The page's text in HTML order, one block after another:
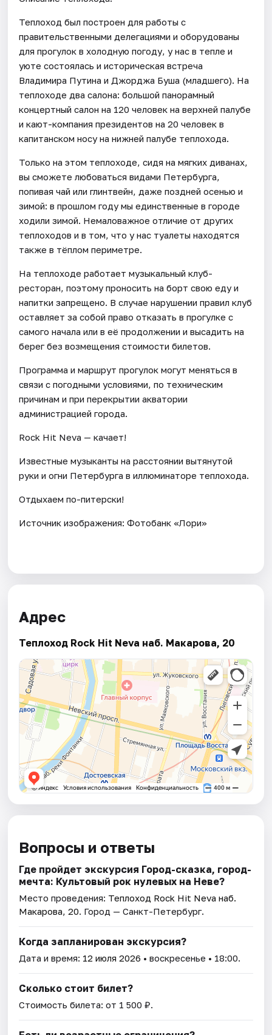
Теплоход был построен для работы с
правительственными делегациями и оборудованы
для прогулок в холодную погоду, у нас в тепле и
уюте состоялась и историческая встреча
Владимира Путина и Джорджа Буша (младшего). На
теплоходе два салона: большой панорамный
концертный салон на 120 человек на верхней палубе
и кают-компания президентов на 20 человек в
капитанском носу на нижней палубе теплохода.
Только на этом теплоходе, сидя на мягких диванах,
вы сможете любоваться видами Петербурга,
попивая чай или глинтвейн, даже поздней осенью и
зимой: в прошлом году мы единственные в городе
ходили зимой. Немаловажное отличие от других
теплоходов и в том, что у нас туалеты находятся
также в тёплом периметре.
На теплоходе работает музыкальный клуб-
ресторан, поэтому проносить на борт свою еду и
напитки запрещено. В случае нарушении правил клуб
оставляет за собой право отказать в прогулке с
самого начала или в её продолжении и высадить на
берег без возмещения стоимости билетов.
Программа и маршрут прогулок могут меняться в
связи с погодными условиями, по техническим
причинам и при перекрытии акватории
администрацией города.
Rock Hit Neva — качает!
Известные музыканты на расстоянии вытянутой
руки и огни Петербурга в иллюминаторе теплохода.
Отдыхаем по-питерски!
Источник изображения: Фотобанк «Лори»
Адрес
Теплоход Rock Hit Neva наб. Макарова, 20
Вопросы и ответы
Где пройдет экскурсия Город-сказка, город-
мечта: Культовый рок нулевых на Неве?
Место проведения: Теплоход Rock Hit Neva наб.
Макарова, 20. Город — Санкт-Петербург.
Когда запланирован экскурсия?
Дата и время: 12 июля 2026 • воскресенье • 18:00.
Сколько стоит билет?
Стоимость билета: от 1 500 ₽.